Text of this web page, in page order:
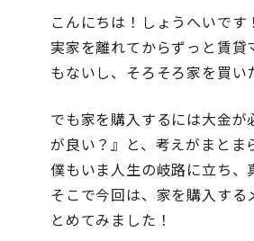
こんにちは！しょうへいです！
実家を離れてからずっと賃
もないし、そろそろ家を買い
でも家を購入するには大金
が良い？』と、考えがまとま
僕もいま人生の岐路に立ち、
そこで今回は、家を購入す
とめてみました！